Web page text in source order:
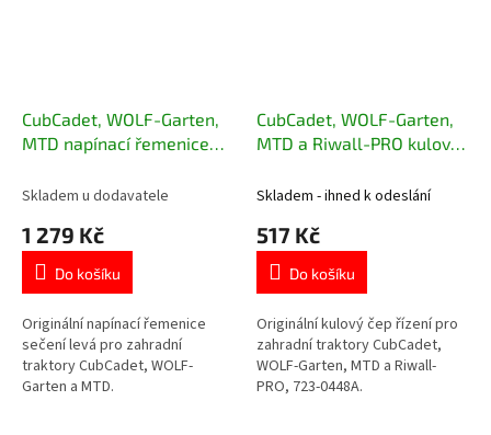
CubCadet, WOLF-Garten,
MTD napínací řemenice
Skladem u dodavatele
1 279 Kč
Do košíku
Originální napínací řemenice
sečení levá pro zahradní
traktory CubCadet, WOLF-
Garten a MTD.
CubCadet, WOLF-Garten,
MTD a Riwall-PRO kulový
Skladem - ihned k odeslání
517 Kč
Do košíku
Originální kulový čep řízení pro
zahradní traktory CubCadet,
WOLF-Garten, MTD a Riwall-
PRO, 723-0448A.